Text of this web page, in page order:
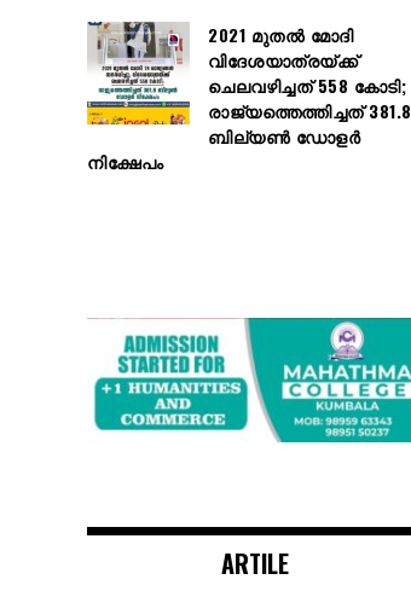
2021 മുതൽ മോദി
വിദേശയാത്രയ്ക്ക്
ചെലവഴിച്ചത് 558 കോടി;
രാജ്യത്തെത്തിച്ചത് 381.8
ബില്യൺ ഡോളർ
നിക്ഷേപം
ARTILE